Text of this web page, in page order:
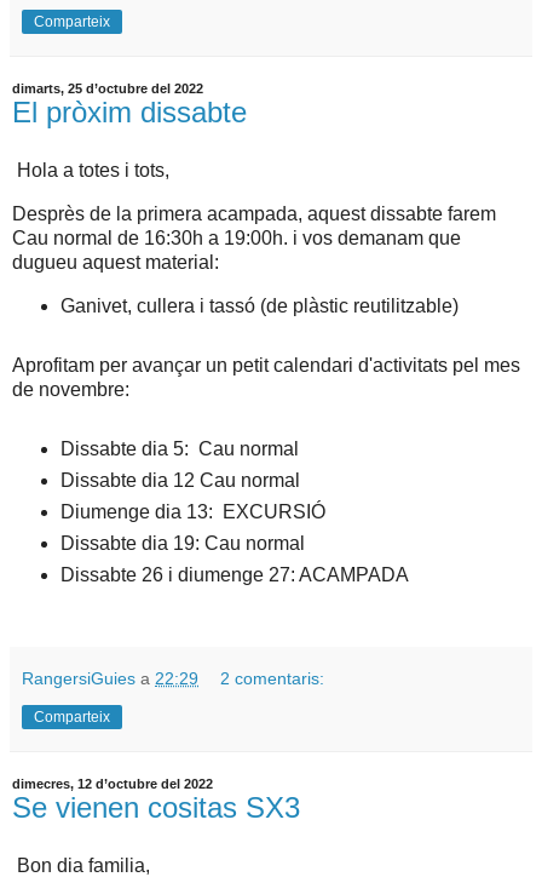
Comparteix
dimarts, 25 d’octubre del 2022
El pròxim dissabte
Hola a totes i tots,
Desprès de la primera acampada, aquest dissabte farem
Cau normal de 16:30h a 19:00h. i vos demanam que
dugueu aquest material:
Ganivet, cullera i tassó (de plàstic reutilitzable)
Aprofitam per avançar un petit calendari d'activitats pel mes
de novembre:
Dissabte dia 5: Cau normal
Dissabte dia 12 Cau normal
Diumenge dia 13: EXCURSIÓ
Dissabte dia 19: Cau normal
Dissabte 26 i diumenge 27: ACAMPADA
RangersiGuies a 22:29 2 comentaris:
Comparteix
dimecres, 12 d’octubre del 2022
Se vienen cositas SX3
Bon dia familia,